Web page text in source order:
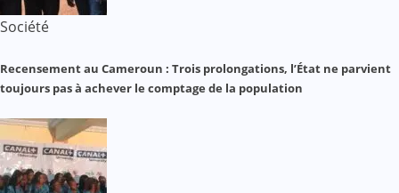
Société
Recensement au Cameroun : Trois prolongations, l’État ne parvient
toujours pas à achever le comptage de la population